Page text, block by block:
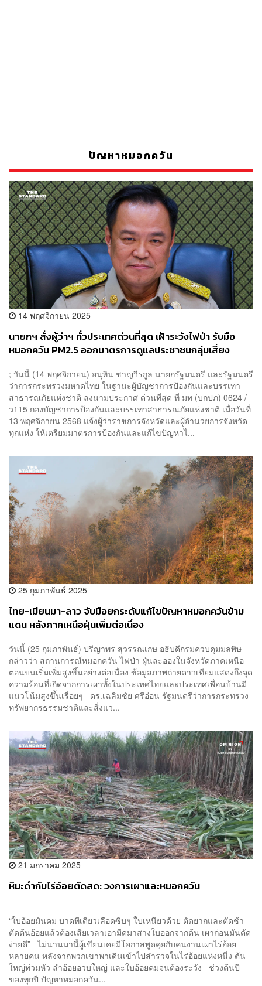
ปัญหาหมอกควัน
14 พฤศจิกายน 2025
นายกฯ สั่งผู้ว่าฯ ทั่วประเทศด่วนที่สุด เฝ้าระวังไฟป่า รับมือ
หมอกควัน PM2.5 ออกมาตรการดูแลประชาชนกลุ่มเสี่ยง
; วันนี้ (14 พฤศจิกายน) อนุทิน ชาญวีรกูล นายกรัฐมนตรี และรัฐมนตรี
ว่าการกระทรวงมหาดไทย ในฐานะผู้บัญชาการป้องกันและบรรเทา
สาธารณภัยแห่งชาติ ลงนามประกาศ ด่วนที่สุด ที่ มท (บกปภ) 0624 /
ว115 กองบัญชาการป้องกันและบรรเทาสาธารณภัยแห่งชาติ เมื่อวันที่
13 พฤศจิกายน 2568 แจ้งผู้ว่าราชการจังหวัดและผู้อำนวยการจังหวัด
ทุกแห่ง ให้เตรียมมาตรการป้องกันและแก้ไขปัญหาไ...
25 กุมภาพันธ์ 2025
ไทย-เมียนมา-ลาว จับมือยกระดับแก้ไขปัญหาหมอกควันข้าม
แดน หลังภาคเหนือฝุ่นเพิ่มต่อเนื่อง
วันนี้ (25 กุมภาพันธ์) ปรีญาพร สุวรรณเกษ อธิบดีกรมควบคุมมลพิษ
กล่าวว่า สถานการณ์หมอกควัน ไฟป่า ฝุ่นละอองในจังหวัดภาคเหนือ
ตอนบนเริ่มเพิ่มสูงขึ้นอย่างต่อเนื่อง ข้อมูลภาพถ่ายดาวเทียมแสดงถึงจุด
ความร้อนที่เกิดจากการเผาทั้งในประเทศไทยและประเทศเพื่อนบ้านมี
แนวโน้มสูงขึ้นเรื่อยๆ ดร.เฉลิมชัย ศรีอ่อน รัฐมนตรีว่าการกระทรวง
ทรัพยากรธรรมชาติและสิ่งแว...
21 มกราคม 2025
หิมะดำกับไร่อ้อยตัดสด: วงการเผาและหมอกควัน
“ใบอ้อยมันคม บาดทีเดียวเลือดซิบๆ ใบเหนียวด้วย ตัดยากและตัดช้า
ตัดต้นอ้อยแล้วต้องเสียเวลาเอามีดมาสางใบออกจากต้น เผาก่อนมันตัด
ง่ายดี” ไม่นานมานี้ผู้เขียนเคยมีโอกาสพูดคุยกับคนงานเผาไร่อ้อย
หลายคน หลังจากพวกเขาพาเดินเข้าไปสำรวจในไร่อ้อยแห่งหนึ่ง ต้น
ใหญ่ท่วมหัว ลำอ้อยอวบใหญ่ และใบอ้อยคมจนต้องระวัง ช่วงต้นปี
ของทุกปี ปัญหาหมอกควัน...